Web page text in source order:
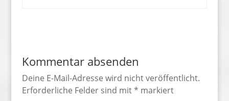
Kommentar absenden
Deine E-Mail-Adresse wird nicht veröffentlicht.
Erforderliche Felder sind mit* markiert